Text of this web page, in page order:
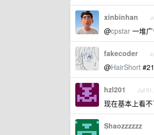
xinbinhan
@cpstar 一堆
fakecoder
@HairShort
hzl201 Jul
现在基本上看
Shaozzzzzz